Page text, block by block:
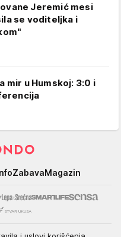
Jeremić mesi
se voditeljka i
mir u Humskoj: 3:0 i
ZabavaMagazin